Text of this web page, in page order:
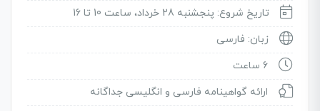
تاریخ شروع: پنجشنبه 28 خرداد، ساعت 10 تا 16
زبان: فارسی
6 ساعت
ارائه گواهینامه فارسی و انگلیسی جداگانه